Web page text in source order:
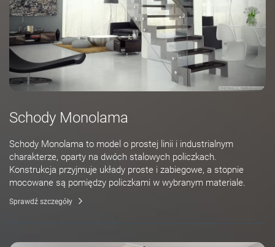
Schody Monolama
Schody Monolama to model o prostej linii i industrialnym
charakterze, oparty na dwóch stalowych policzkach.
Konstrukcja przyjmuje układy proste i zabiegowe, a stopnie
mocowane są pomiędzy policzkami w wybranym materiale.
Sprawdź szczegóły